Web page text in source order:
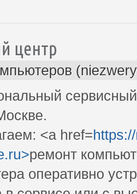
центр
<a href=
ремонт
оперативно